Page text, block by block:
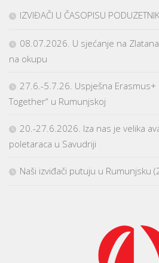
IZVIĐAČI U ČASOPISU PODUZETNIK
08.07.2026. U sjećanje na
na okupu
27.6.-5.7.26. Uspješna
Together“ u Rumunjskoj
20.-27.6.2026. Iza nas je velika
poletaraca u Savudriji
Naši izviđači putuju u Rumunjsku